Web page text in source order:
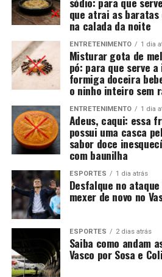
que atrai as
na calada da noite
ENTRETENIMENTO 1 dia
Misturar gota de
pó: para que serve
formiga doceira
o ninho inteiro sem
ENTRETENIMENTO 1 dia
Adeus, caqui: essa
possui uma casca
sabor doce
com baunilha
ESPORTES 1 dia atrás
Desfalque no
mexer de novo no
ESPORTES 2 dias atrás
Saiba como andam
Vasco por Sosa e